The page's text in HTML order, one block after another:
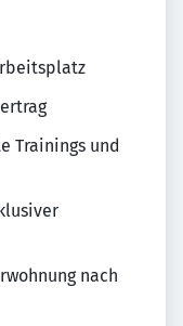
Trainings und
nach